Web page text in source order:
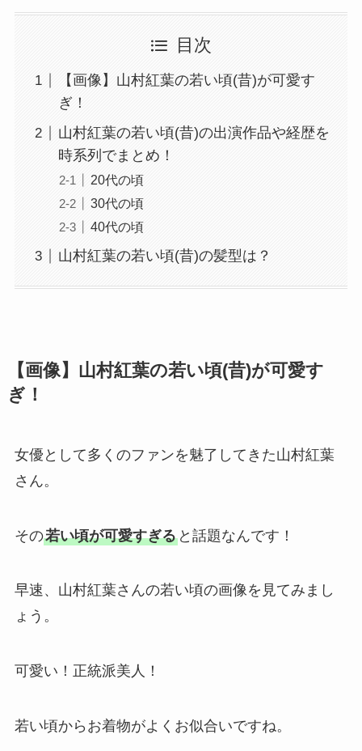
目次
【画像】山村紅葉の若い頃(昔)が可愛す
ぎ！
山村紅葉の若い頃(昔)の出演作品や経歴を
時系列でまとめ！
20代の頃
30代の頃
40代の頃
山村紅葉の若い頃(昔)の髪型は？
【画像】山村紅葉の若い頃(昔)が可愛す
ぎ！
女優として多くのファンを魅了してきた山村紅葉
さん。
その若い頃が可愛すぎると話題なんです！
早速、山村紅葉さんの若い頃の画像を見てみまし
ょう。
可愛い！正統派美人！
若い頃からお着物がよくお似合いですね。